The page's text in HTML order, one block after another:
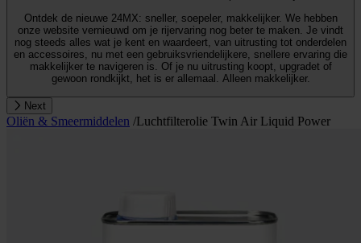
Ontdek de nieuwe 24MX: sneller, soepeler, makkelijker. We hebben
onze website vernieuwd om je rijervaring nog beter te maken. Je vindt
nog steeds alles wat je kent en waardeert, van uitrusting tot onderdelen
en accessoires, nu met een gebruiksvriendelijkere, snellere ervaring die
makkelijker te navigeren is. Of je nu uitrusting koopt, upgradet of
gewoon rondkijkt, het is er allemaal. Alleen makkelijker.
Next
Oliën & Smeermiddelen /Luchtfilterolie Twin Air Liquid Power